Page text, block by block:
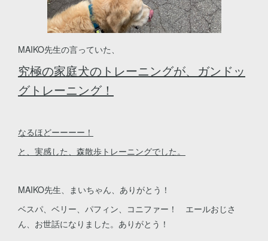
MAIKO先生の言っていた、
究極の家庭犬のトレーニングが、 ガンドッ
グトレーニング！
なるほどーーーー！
と、実感した、森散歩トレーニングでした。
MAIKO先生、まいちゃん、ありがとう！
ベスパ、ベリー、パフィン、コニファー！ エールおじさ
ん、お世話になりました。ありがとう！